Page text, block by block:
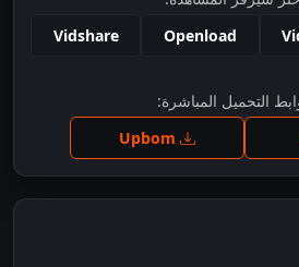
Openload
Vidshare
اضغط للمشاهدة
التحميل المباشرة: